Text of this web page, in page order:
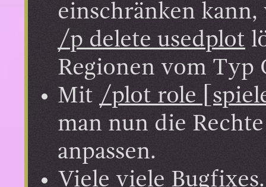
einschränken
/p delete usedplot
Regionen vom Typ
Mit /plot role
man nun die
anpassen.
Viele viele